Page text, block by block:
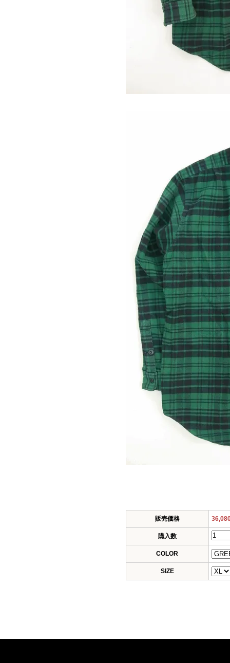
販売価格
購入数
COLOR
SIZE